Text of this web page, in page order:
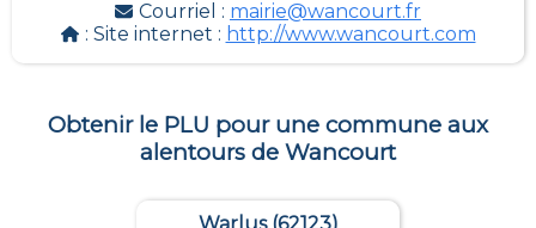
Courriel : mairie@wancourt.fr
: Site internet : http://www.wancourt.com
Obtenir le PLU pour une commune aux
alentours de Wancourt
Warlus (62123)